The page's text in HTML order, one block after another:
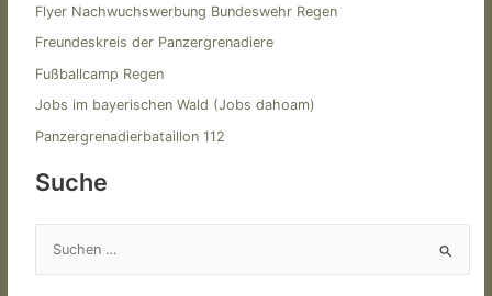
Flyer Nachwuchswerbung Bundeswehr Regen
Freundeskreis der Panzergrenadiere
Fußballcamp Regen
Jobs im bayerischen Wald (Jobs dahoam)
Panzergrenadierbataillon 112
Suche
u